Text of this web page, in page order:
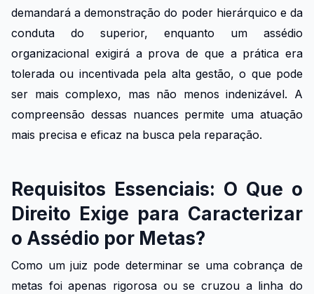
demandará a demonstração do poder hierárquico e da
conduta do superior, enquanto um assédio
organizacional exigirá a prova de que a prática era
tolerada ou incentivada pela alta gestão, o que pode
ser mais complexo, mas não menos indenizável. A
compreensão dessas nuances permite uma atuação
mais precisa e eficaz na busca pela reparação.
Requisitos Essenciais: O Que o
Direito Exige para Caracterizar
o Assédio por Metas?
Como um juiz pode determinar se uma cobrança de
metas foi apenas rigorosa ou se cruzou a linha do